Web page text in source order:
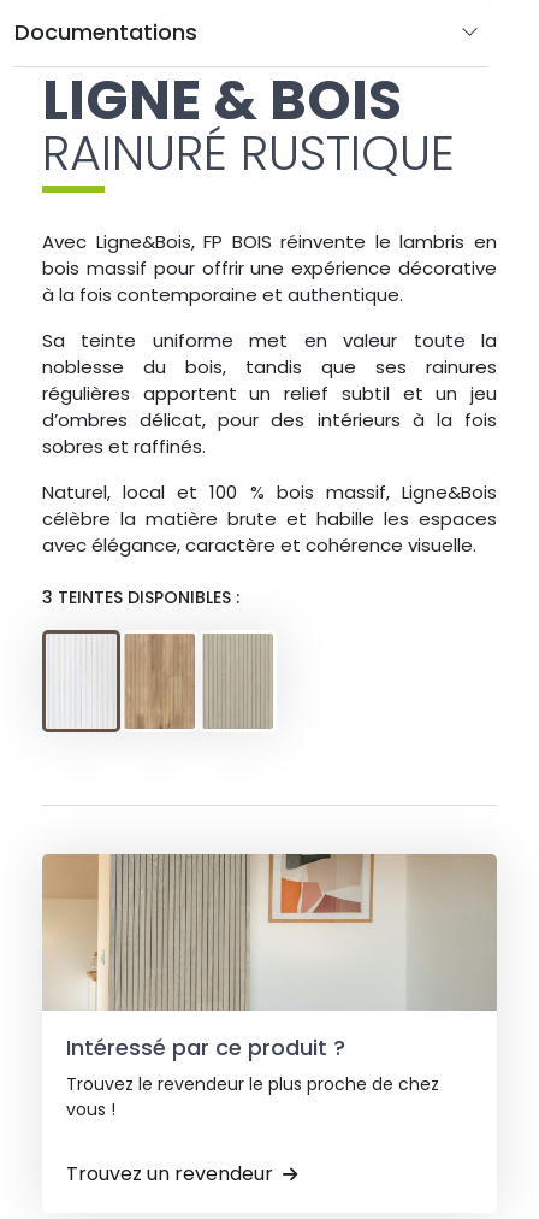
LIGNE & BOIS
RAINURÉ RUSTIQUE
Avec Ligne&Bois, FP BOIS réinvente le lambris en
bois massif pour offrir une expérience décorative
à la fois contemporaine et authentique.
Sa teinte uniforme met en valeur toute la
noblesse du bois, tandis que ses rainures
régulières apportent un relief subtil et un jeu
d’ombres délicat, pour des intérieurs à la fois
sobres et raffinés.
Naturel, local et 100 % bois massif, Ligne&Bois
célèbre la matière brute et habille les espaces
avec élégance, caractère et cohérence visuelle.
3 TEINTES DISPONIBLES :
Intéressé par ce produit ?
Trouvez le revendeur le plus proche de chez
vous !
Trouvez un revendeur
Documentations